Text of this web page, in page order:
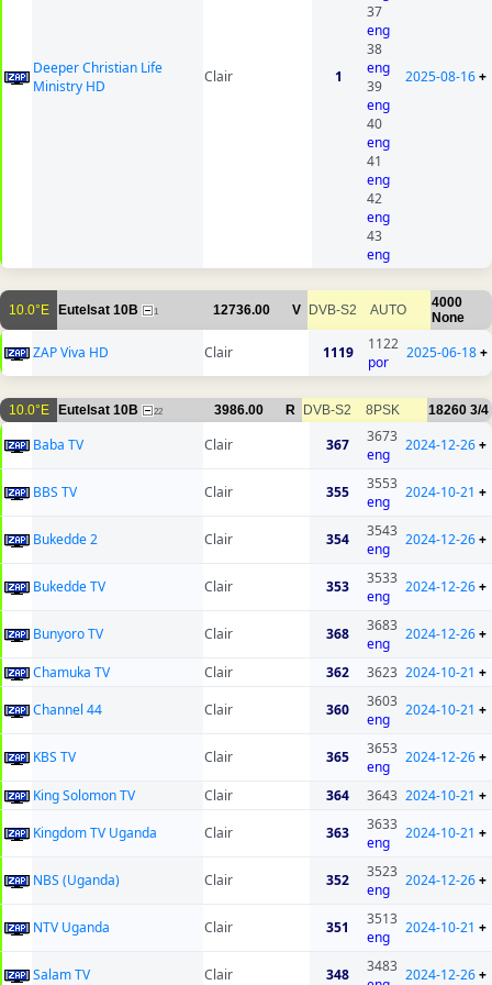
Deeper Christian Life
Ministry HD
Clair 1
37
eng
38
eng
39
eng
40
eng
41
eng
42
eng
43
eng
2025-08-16+
10.0°E Eutelsat 10B 1 12736.00 V DVB-S2 AUTO
4000
None
ZAP Viva HD Clair 1119
1122
por
2025-06-18+
10.0°E Eutelsat 10B 22 3986.00 R DVB-S2 8PSK 18260 3/4
Baba TV Clair 367
3673
eng
2024-12-26+
BBS TV Clair 355
3553
eng
2024-10-21 +
Bukedde 2 Clair 354
3543
eng
2024-12-26+
Bukedde TV Clair 353
3533
eng
2024-12-26+
Bunyoro TV Clair 368
3683
eng
2024-12-26+
Chamuka TV Clair 362 3623 2024-10-21 +
Channel 44
Clair 360
3603
eng
2024-10-21 +
KBS TV Clair 365
3653
eng
2024-12-26+
King Solomon TV Clair 364 3643 2024-10-21 +
Kingdom TV Uganda
Clair 363
3633
eng
2024-10-21 +
NBS (Uganda) Clair 352
3523
eng
2024-12-26+
NTV Uganda Clair 351
3513
eng
2024-10-21 +
Salam TV Clair 348
3483 2024-12-26+